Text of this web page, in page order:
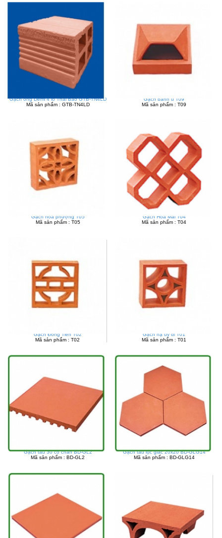
Gạch ống Demi 4 lỗ Thái Bảo GTB-TN4LD
Mã sản phẩm : GTB-TN4LD
Gạch bánh ú T09
Mã sản phẩm : T09
Gạch hoa phượng T05
Mã sản phẩm : T05
Gạch Hoa Mai T04
Mã sản phẩm : T04
Gạch Đồng Tiền T02
Mã sản phẩm : T02
Gạch hạ uy di T01
Mã sản phẩm : T01
Gạch tàu 30 có chân BD-GL2
Mã sản phẩm : BD-GL2
Gạch tàu lục giác 20x20 BD-GLG14
Mã sản phẩm : BD-GLG14